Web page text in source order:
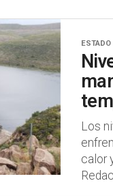
ESTADO
Los
calor